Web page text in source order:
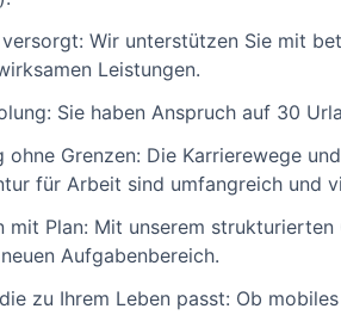
Wir unterstützen Sie mit
Leistungen.
Sie haben Anspruch auf 30
ohne Grenzen: Die Karrierewege
für Arbeit sind umfangreich und
mit Plan: Mit unserem
Aufgabenbereich.
zu Ihrem Leben passt: Ob